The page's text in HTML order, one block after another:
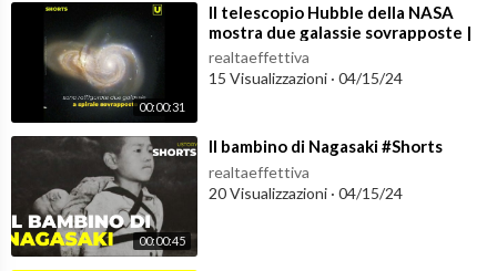
00:00:31
⁣Il telescopio Hubble della NASA
mostra due galassie sovrapposte |
#shorts
realtaeffettiva
15 Visualizzazioni · 04/15/24
00:00:45
⁣Il bambino di Nagasaki #Shorts
realtaeffettiva
20 Visualizzazioni · 04/15/24